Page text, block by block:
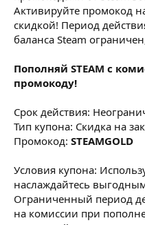
Активируйте промокод
скидкой! Период
баланса Steam
Пополняй STEAM с
промокоду!
Срок действия:
Тип купона: Скидка на
Промокод: STEAMGOLD
Условия купона:
наслаждайтесь
Ограниченный период
на комиссии при